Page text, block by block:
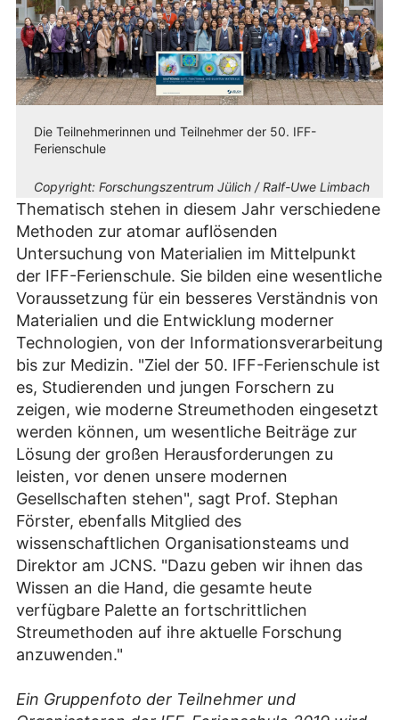
Die Teilnehmerinnen und Teilnehmer der 50. IFF-
Ferienschule
Copyright: Forschungszentrum Jülich / Ralf-Uwe Limbach
Thematisch stehen in diesem Jahr verschiedene
Methoden zur atomar auflösenden
Untersuchung von Materialien im Mittelpunkt
der IFF-Ferienschule. Sie bilden eine wesentliche
Voraussetzung für ein besseres Verständnis von
Materialien und die Entwicklung moderner
Technologien, von der Informationsverarbeitung
bis zur Medizin. "Ziel der 50. IFF-Ferienschule ist
es, Studierenden und jungen Forschern zu
zeigen, wie moderne Streumethoden eingesetzt
werden können, um wesentliche Beiträge zur
Lösung der großen Herausforderungen zu
leisten, vor denen unsere modernen
Gesellschaften stehen", sagt Prof. Stephan
Förster, ebenfalls Mitglied des
wissenschaftlichen Organisationsteams und
Direktor am JCNS. "Dazu geben wir ihnen das
Wissen an die Hand, die gesamte heute
verfügbare Palette an fortschrittlichen
Streumethoden auf ihre aktuelle Forschung
anzuwenden."
Ein Gruppenfoto der Teilnehmer und